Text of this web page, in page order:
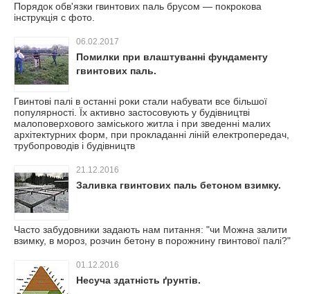
Порядок обв'язки гвинтових паль брусом — покрокова
інструкція c фото.
06.02.2017
Помилки при влаштуванні фундаменту
гвинтових паль.
Гвинтові палі в останні роки стали набувати все більшої
популярності. Їх активно застосовують у будівництві
малоповерхового заміського житла і при зведенні малих
архітектурних форм, при прокладанні ліній електропередач,
трубопроводів і будівництв
21.12.2016
Заливка гвинтових паль бетоном взимку.
Часто забудовники задають нам питання: "чи Можна залити
взимку, в мороз, розчин бетону в порожнину гвинтової палі?"
01.12.2016
Несуча здатність ґрунтів.